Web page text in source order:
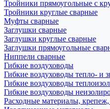
Тройники прямоугольные с
Тройники круглые сварные
Муфты сварные
Заглушки сварные
Заглушки круглые сварные
Заглушки прямоугольные
Ниппели сварные
Гибкие воздуховоды
Гибкие воздуховоды тепло- и
Гибкие воздуховоды
Гибкие воздуховоды
Расходные материалы,